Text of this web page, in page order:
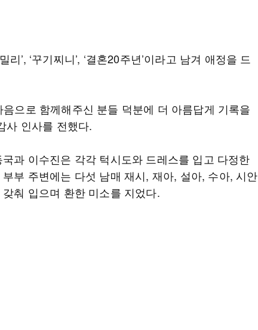
리’, ‘꾸기찌니’, ‘결혼20주년’이라고 남겨 애정을 드
음으로 함께해주신 분들 덕분에 더 아름답게 기록을
사 인사를 전했다.
과 이수진은 각각 턱시도와 드레스를 입고 다정한
부 주변에는 다섯 남매 재시, 재아, 설아, 수아, 시안
춰 입으며 환한 미소를 지었다.